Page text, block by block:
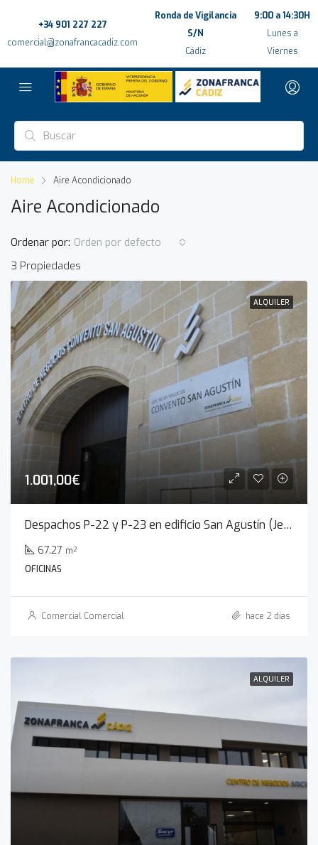
+34 901 227 227
comercial@zonafrancacadiz.com
Ronda de Vigilancia
S/N
Cádiz
9:00 a 14:30H
Lunes a
Viernes
Home Aire Acondicionado
Aire Acondicionado
3 Propiedades
Ordenar por: Orden por defecto
ALQUILER
1.001,00€
Despachos P-22 y P-23 en edificio San Agustín (Jerez de la Frontera)
67.27 m²
OFICINAS
Comercial Comercial hace 2 días
ALQUILER